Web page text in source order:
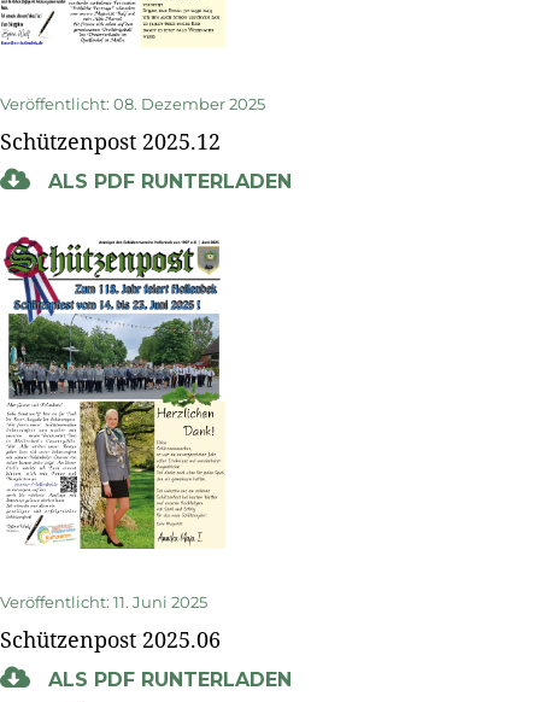
Veröffentlicht: 08. Dezember 2025
Schützenpost 2025.12
ALS PDF RUNTERLADEN
Veröffentlicht: 11. Juni 2025
Schützenpost 2025.06
ALS PDF RUNTERLADEN